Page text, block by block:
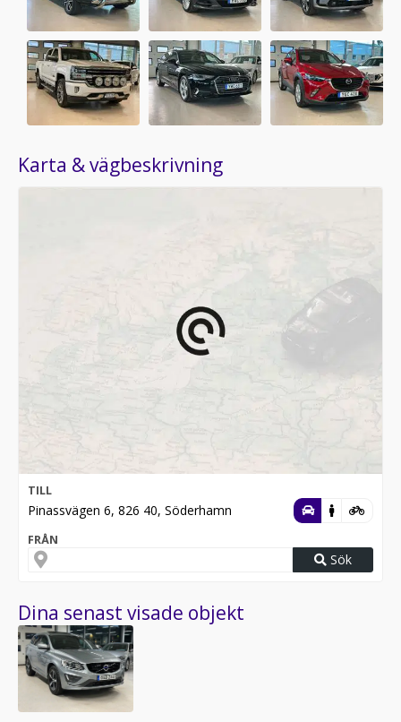
Karta & vägbeskrivning
TILL
Pinassvägen 6, 826 40, Söderhamn
FRÅN
Sök
Dina senast visade objekt